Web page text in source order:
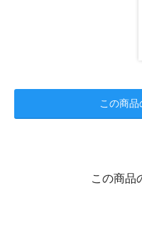
この商
この商品